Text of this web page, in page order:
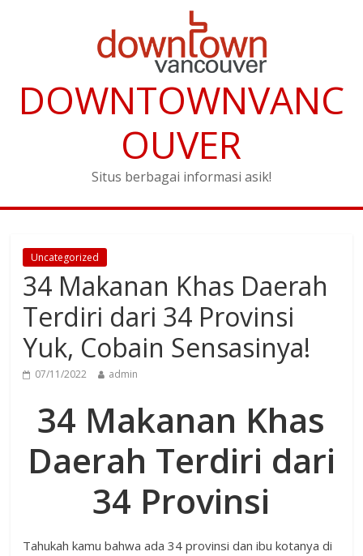
DOWNTOWNVANC
OUVER
Situs berbagai informasi asik!
Uncategorized
34 Makanan Khas Daerah
Terdiri dari 34 Provinsi
Yuk, Cobain Sensasinya!
07/11/2022 admin
34 Makanan Khas
Daerah Terdiri dari
34 Provinsi
Tahukah kamu bahwa ada 34 provinsi dan ibu kotanya di